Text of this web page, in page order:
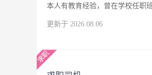
本人有教育经验，曾在学校任职
更新于 2026.08.06